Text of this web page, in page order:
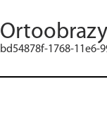
bd54878f-1768-11e6-